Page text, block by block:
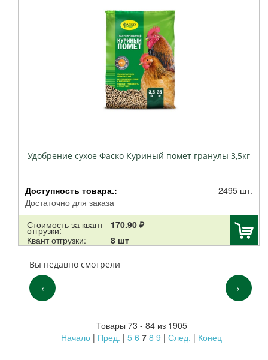
Удобрение сухое Фаско Куриный помет гранулы 3,5кг
Доступность товара.:
Достаточно для заказа
2495 шт.
Стоимость за квант
отгрузки:
170.90 ₽
Квант отгрузки:
8 шт
Вы недавно смотрели
‹ ›
Товары 73 - 84 из 1905
Начало | Пред. |5 6 7 8 9 |След. | Конец